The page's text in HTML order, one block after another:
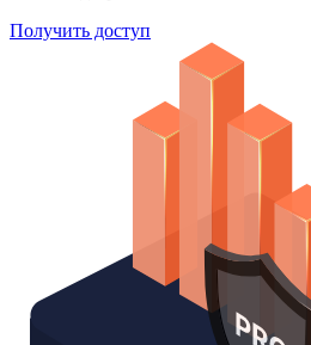
Поиск облигаций
Надстройка Excel
Получить доступ